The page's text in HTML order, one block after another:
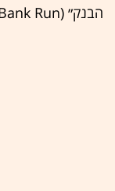
הבנק״ (Bank Run)״.